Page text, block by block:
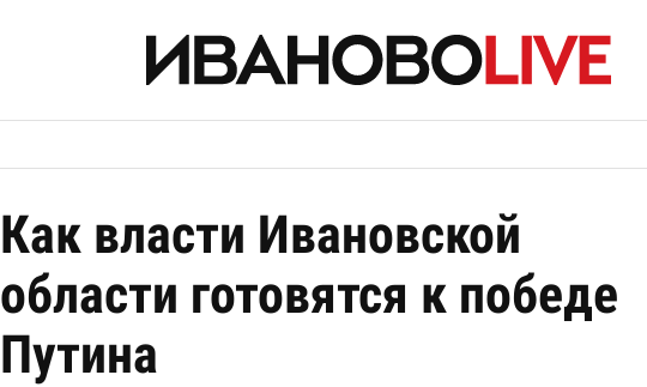
Как власти Ивановской
области готовятся к победе
Путина